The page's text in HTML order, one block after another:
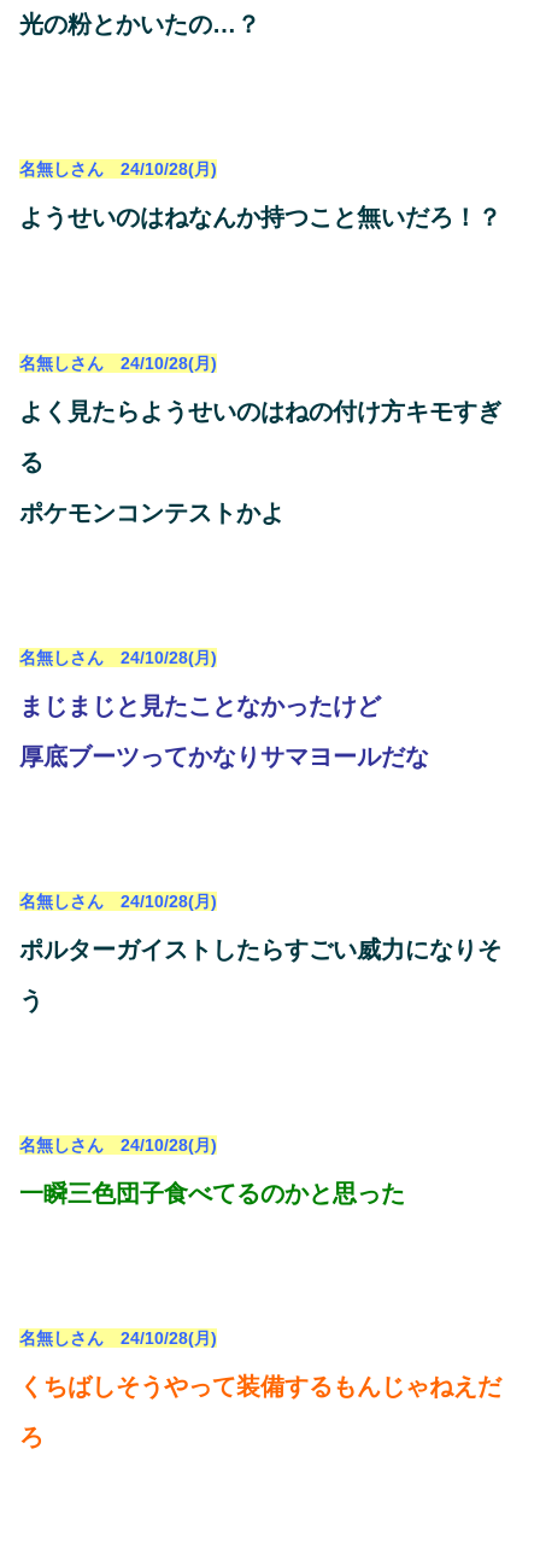
光の粉とかいたの…？
名無しさん 24/10/28(月)
ようせいのはねなんか持つこと無いだろ！？
名無しさん 24/10/28(月)
よく見たらようせいのはねの付け方キモすぎ
る
ポケモンコンテストかよ
名無しさん 24/10/28(月)
まじまじと見たことなかったけど
厚底ブーツってかなりサマヨールだな
名無しさん 24/10/28(月)
ポルターガイストしたらすごい威力になりそ
う
名無しさん 24/10/28(月)
一瞬三色団子食べてるのかと思った
名無しさん 24/10/28(月)
くちばしそうやって装備するもんじゃねえだ
ろ